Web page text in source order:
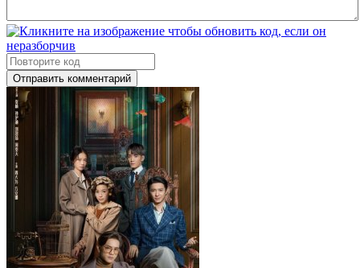
Отправить комментарий